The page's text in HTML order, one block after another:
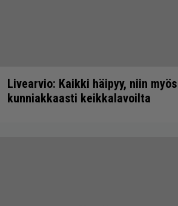
Livearvio: Kaikki häipyy, niin
kunniakkaasti keikkalavoilta